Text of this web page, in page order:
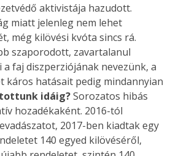
aktivistája hazudott.
miatt jelenleg nem lehet
még kilövési kvóta sincs rá.
szaporodott, zavartalanul
faj diszperziójának nevezünk, a
káros hatásait pedig mindannyian
idáig?Sorozatos hibás
hozadékaként. 2016-tól
2017-ben kiadtak egy
140 egyed kilövéséről,